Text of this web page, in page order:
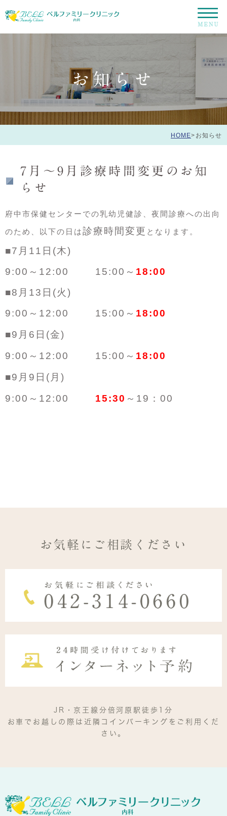
お知らせ
HOME> お知らせ
7月～9月診療時間変更のお知
らせ
府中市保健センターでの乳幼児健診、夜間診療への出向
のため、以下の日は診療時間変更 となります。
■7月11日(木)
9:00～12:00
15:00～ 18:00
■8月13日(火)
9:00～12:00
15:00～ 18:00
■9月6日(金)
9:00～12:00
15:00～ 18:00
■9月9日(月)
9:00～12:00
15:30 ～19：00
お気軽にご相談ください
JR・京王線分倍河原駅徒歩1分
お車でお越しの際は近隣コインパーキングをご利用くだ
さい。